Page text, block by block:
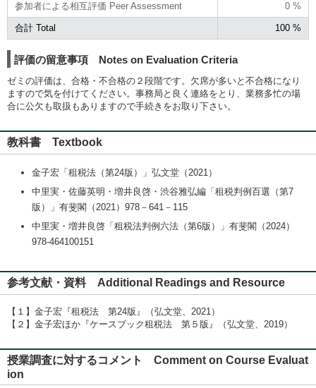
参加者による相互評価 Peer Assessment 0 %
合計 Total 100 %
評価の留意事項 Notes on Evaluation Criteria
ゼミの評価は、合格・不合格の２段階です。欠席が多いと不合格になり
ますので気を付けてください。事務局と良く連絡をとり、業務多忙の場
合に公欠も取扱もありますので手続きをお取り下さい。
教科書 Textbook
金子宏「租税法（第24版）」弘文堂（2021）
中里実・佐藤英明・増井良啓・渋谷雅弘編「租税判例百選（第7
版）」有斐閣（2021）978－641－115
中里実・増井良啓「租税法判例六法（第6版）」有斐閣（2024）
978-464100151
参考文献・資料 Additional Readings and Resource
【１】金子宏『租税法 第24版』（弘文堂、2021）
【２】金子宏ほか『ケースブック租税法 第５版』（弘文堂、2019）
授業調査に対するコメント Comment on Course Evaluat
ion